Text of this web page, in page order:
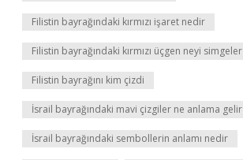
Filistin bayrağındaki kırmızı işaret nedir
Filistin bayrağındaki kırmızı üçgen neyi simgeler
Filistin bayrağını kim çizdi
İsrail bayrağındaki mavi çizgiler ne anlama gelir
İsrail bayrağındaki sembollerin anlamı nedir